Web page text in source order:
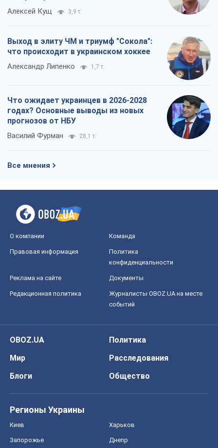
Алексей Кущ 3,9 т.
Выход в элиту ЧМ и триумф "Сокола":
что происходит в украинском хоккее
Александр Липенко 1,7 т.
Что ожидает украинцев в 2026-2028
годах? Основные выводы из новых
прогнозов от НБУ
Василий Фурман 28,1 т.
Все мнения
О компании Команда
Правовая информация
Политика
конфиденциальности
Реклама на сайте Документы
Редакционная политика
Журналисты OBOZ.UA на месте
событий
OBOZ.UA
Политика
Мир
Расследования
Блоги
Общество
Регионы Украины
Киев Харьков
Запорожье Днепр